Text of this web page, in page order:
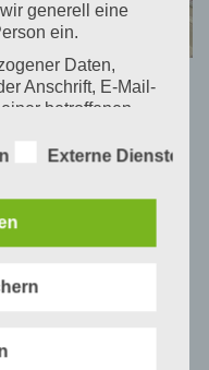
683
Erforderliche
generell eine
ein.
Daten,
Anschrift, E-Mail-
betroffenen
und in
möchte unser
Daten
Externe Dienste